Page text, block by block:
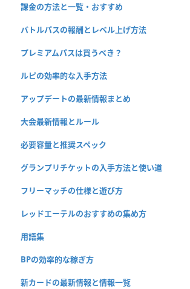
課金の方法と一覧・おすすめ
バトルパスの報酬とレベル上げ方法
プレミアムパスは買うべき？
ルピの効率的な入手方法
アップデートの最新情報まとめ
大会最新情報とルール
必要容量と推奨スペック
グランプリチケットの入手方法と使い道
フリーマッチの仕様と遊び方
レッドエーテルのおすすめの集め方
用語集
BPの効率的な稼ぎ方
新カードの最新情報と情報一覧